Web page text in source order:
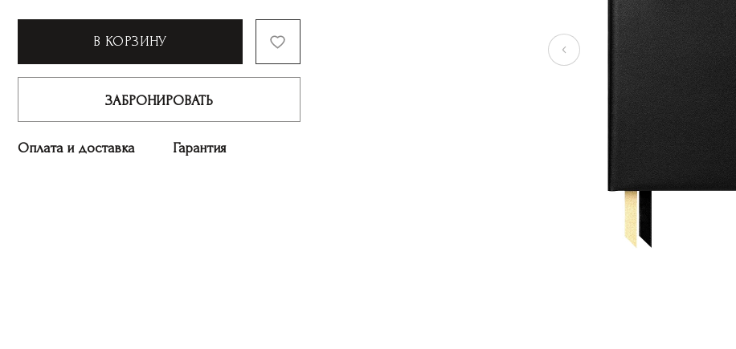
В КОРЗИНУ
ЗАБРОНИРОВАТЬ
Оплата и доставка Гарантия